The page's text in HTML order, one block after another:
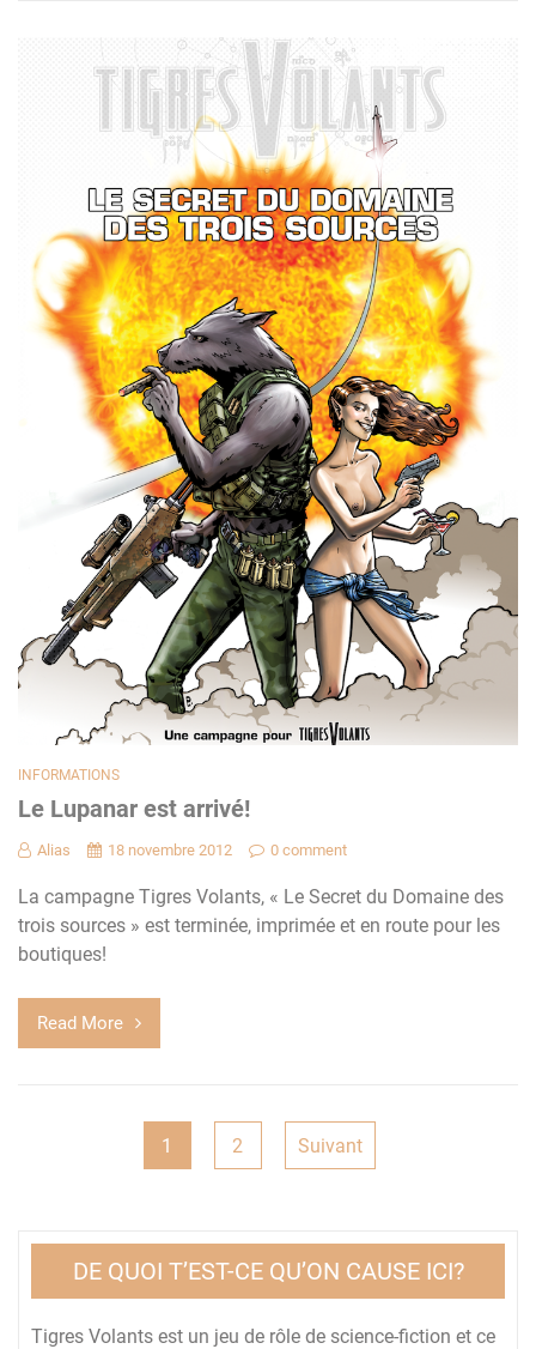
INFORMATIONS
Le Lupanar est arrivé!
Alias 18 novembre 2012 0 comment
La campagne Tigres Volants, « Le Secret du Domaine des
trois sources » est terminée, imprimée et en route pour les
boutiques!
Read More
1 2 Suivant
DE QUOI T’EST-CE QU’ON CAUSE ICI?
Tigres Volants est un jeu de rôle de science-fiction et ce